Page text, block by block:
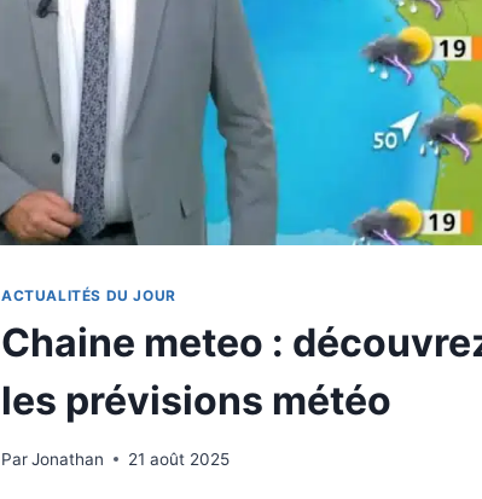
ACTUALITÉS DU JOUR
Chaine meteo :
les prévisions météo
ParJonathan 21 août 2025